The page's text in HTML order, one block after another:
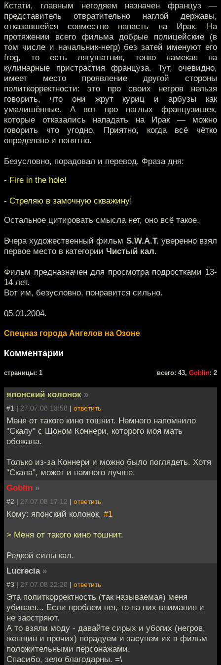
Кстати, главным негодяем назначен француз —
представитель отвратительно наглой державы,
отказавшейся совместно напасть на Ирак. На
протяжении всего фильма добрые полицейские (в
том числе и начальник-негр) без затей именуют его
frog, то есть лягушатник, тонко намекая на
кулинарные пристрастия француза. Тут, очевидно,
имеет место проявление другой стороны
политкорректности: это про своих негров нельзя
говорить, что они жрут куриц и арбузы как
умалишённые. А вот про наглых французишек,
которые отказались нападать на Ирак — можно
говорить что угодно. Приятно, когда всё чётко
определено и понятно.
Безусловно, порадовал и перевод. Фраза дня:
- Fire in the hole!
- Стреляю в замочную скважину!
Остальное цитировать смысла нет, оно всё такое.
Вчера художественный фильм S.W.A.T. уверенно взял
первое место в категории Чистый кал.
Фильм предназначен для просмотра подростками 13-
14 лет.
Вот им, безусловно, понравится сильно.
05.01.2004.
Спецназ города Ангелов на Озоне
Комментарии
cтраницы: 1 всего: 43, Goblin: 2
японский колонок »
#1 | 27.07.08 13:58 | ответить
Меня от такого кино тошнит. Немного напомнило
"Скалу" с Шоном Коннери, которого моя мать
обожала.
Только из-за Коннери и можно было поглядеть. Хотя
"Скала", может и намного лучше.
Goblin »
#2 | 27.07.08 17:12 | ответить
Кому: японский колонок, #1
> Меня от такого кино тошнит.
Редкой силы кал.
Lucrecia »
#3 | 27.07.08 22:20 | ответить
Эта политкорректность (так называемая) меня
убивает... Если проблем нет, то на них внимания и
не заостряют.
А то взяли моду - давайте сирых и убогих (негров,
женщин и прочих) порадуем и засунем их в фильм
положительными персонажами.
Спасибо, зело благодарны. =\